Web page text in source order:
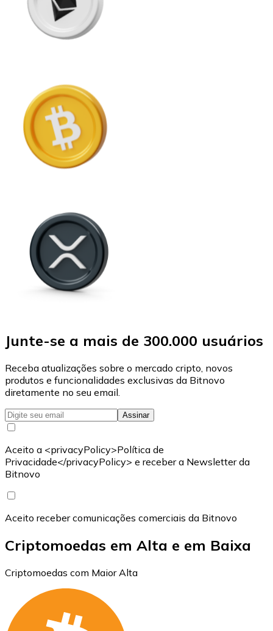
Junte-se a mais de 300.000 usuários
Receba atualizações sobre o mercado cripto, novos
produtos e funcionalidades exclusivas da Bitnovo
diretamente no seu email.
Assinar
Aceito a <privacyPolicy>Política de
Privacidade</privacyPolicy> e receber a Newsletter da
Bitnovo
Aceito receber comunicações comerciais da Bitnovo
Criptomoedas em Alta e em Baixa
Criptomoedas com Maior Alta